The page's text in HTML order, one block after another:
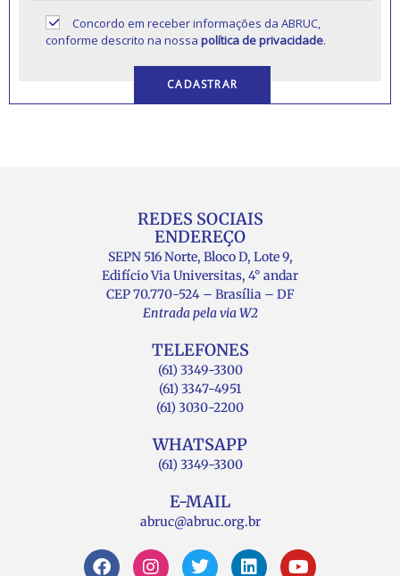
Concordo em receber informações da ABRUC,
conforme descrito na nossapolítica de privacidade.
REDES SOCIAIS
ENDEREÇO
SEPN 516 Norte, Bloco D, Lote 9,
Edifício Via Universitas, 4° andar
CEP 70.770-524 – Brasília – DF
Entrada pela via W2
TELEFONES
(61) 3349-3300
(61) 3347-4951
(61) 3030-2200
WHATSAPP
(61) 3349-3300
E-MAIL
abruc@abruc.org.br